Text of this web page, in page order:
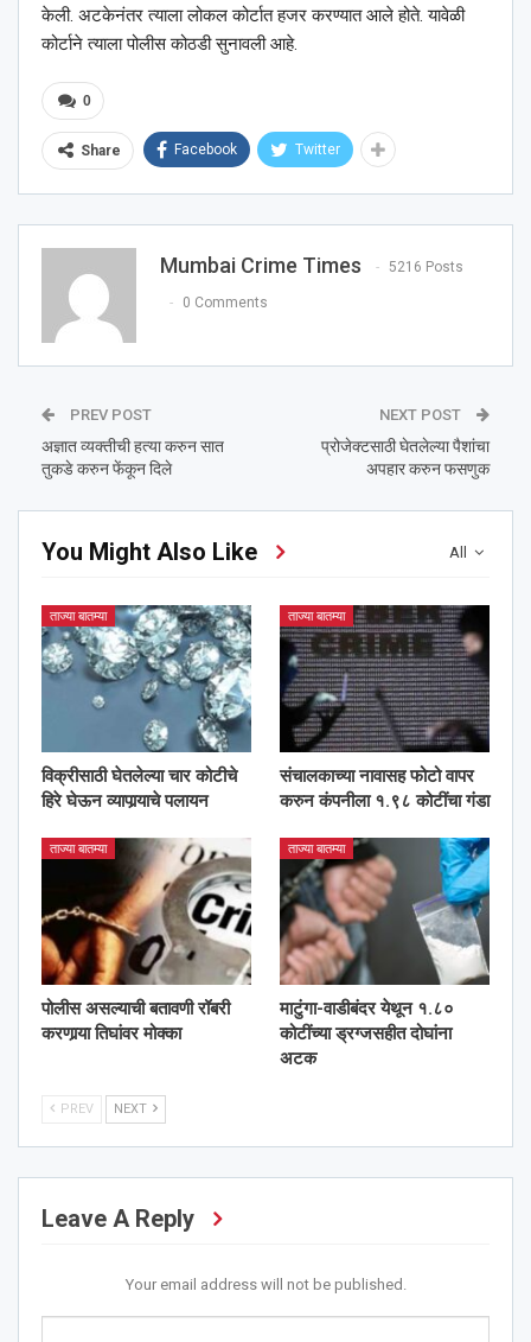
केली. अटकेनंतर त्याला लोकल कोर्टात हजर करण्यात आले होते. यावेळी
कोर्टाने त्याला पोलीस कोठडी सुनावली आहे.
0
Share Facebook Twitter
Mumbai Crime Times 5216 Posts
0 Comments
PREV POST
अज्ञात व्यक्तीची हत्या करुन सात
तुकडे करुन फेंकून दिले
NEXT POST
प्रोजेक्टसाठी घेतलेल्या पैशांचा
अपहार करुन फसणुक
All
You Might Also Like
ताज्या बातम्या
विक्रीसाठी घेतलेल्या चार कोटीचे
हिरे घेऊन व्यापार्‍याचे पलायन
ताज्या बातम्या
संचालकाच्या नावासह फोटो वापर
करुन कंपनीला १.९८ कोटींचा गंडा
ताज्या बातम्या
पोलीस असल्याची बतावणी रॉबरी
करणार्‍या तिघांवर मोक्का
ताज्या बातम्या
माटुंगा-वाडीबंदर येथून १.८०
कोटींच्या ड्रग्जसहीत दोघांना
अटक
PREV NEXT
Leave A Reply
Your email address will not be published.